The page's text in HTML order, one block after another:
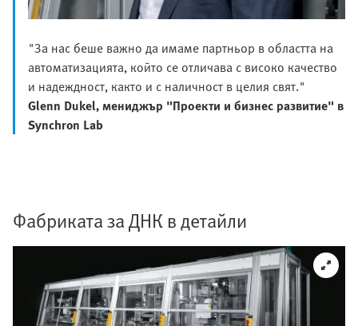
"За нас беше важно да имаме партньор в областта на
автоматизацията, който се отличава с високо качество
и надеждност, както и с наличност в целия свят."
Glenn Dukel, мениджър "Проекти и бизнес развитие" в
Synchron Lab
Фабриката за ДНК в детайли